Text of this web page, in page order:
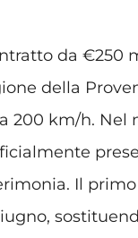
da €250
della
200 km/h. Nel
Il